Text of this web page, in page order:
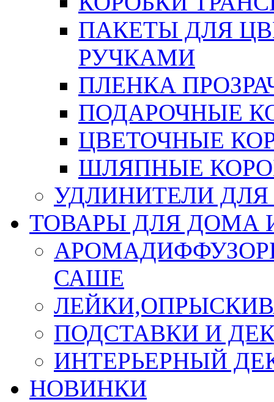
ПАКЕТЫ ДЛЯ
РУЧКАМИ
ПЛЕНКА
ПОДАРОЧНЫЕ
ЦВЕТОЧНЫЕ
ШЛЯПНЫЕ
УДЛИНИТЕЛИ
ТОВАРЫ ДЛЯ ДОМА
САШЕ
ПОДСТАВКИ И
ИНТЕРЬЕРНЫЙ
НОВИНКИ